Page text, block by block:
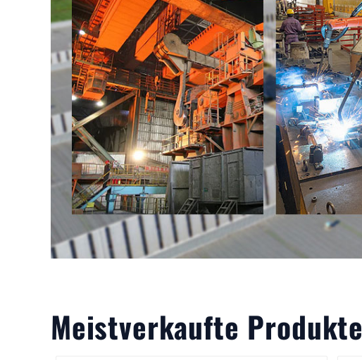
Meistverkaufte Produkte